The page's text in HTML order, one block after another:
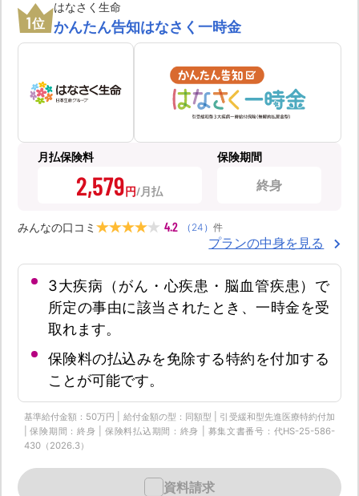
1位
はなさく生命
かんたん告知はなさく一時金
月払保険料
2,579円
保険期間
終身
みんなの口コミ 4.2 （ 24 ） 件
プランの中身を見る
3大疾病（がん・心疾患・脳血管疾患）で
所定の事由に該当されたとき、一時金を受
取れます。
保険料の払込みを免除する特約を付加する
ことが可能です。
基準給付金額：50万円 | 給付金額の型：同額型 | 引受緩和型先進医療特約付加
| 保険期間：終身 | 保険料払込期間：終身 | 募集文書番号：代HS-25-586-
430（2026.3）
資料請求